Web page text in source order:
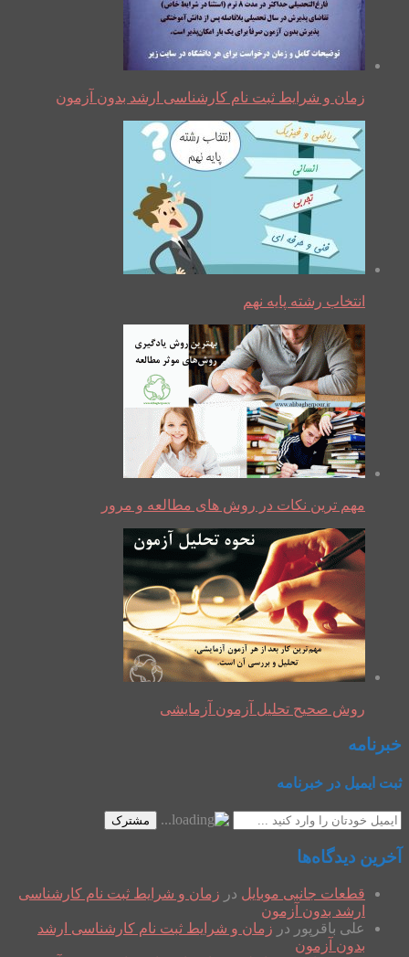
زمان و شرایط ثبت نام کارشناسی ارشد بدون آزمون
انتخاب رشته پایه نهم
مهم ترین نکات در روش های مطالعه و مرور
روش صحیح تحلیل آزمون آزمایشی
خبرنامه
ثبت ایمیل در خبرنامه
مشترک
آخرین دیدگاه‌ها
قطعات جانبی موبایل در زمان و شرایط ثبت نام کارشناسی
ارشد بدون آزمون
علی باقرپور در زمان و شرایط ثبت نام کارشناسی ارشد
بدون آزمون